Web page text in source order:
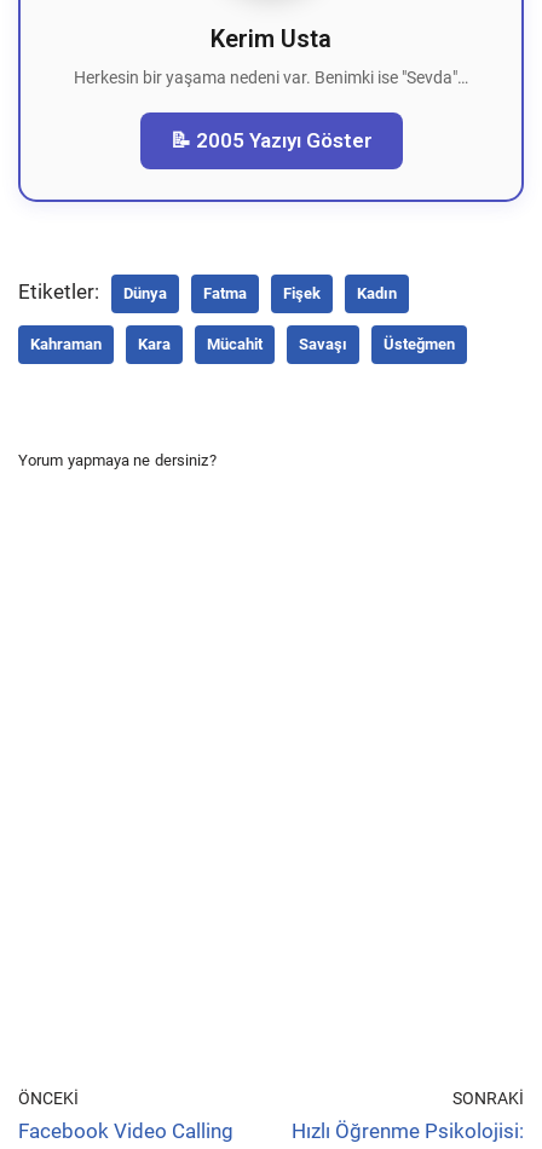
Kerim Usta
Herkesin bir yaşama nedeni var. Benimki ise "Sevda"…
📝 2005 Yazıyı Göster
Etiketler: Dünya Fatma Fişek Kadın
Kahraman Kara Mücahit Savaşı Üsteğmen
Yorum yapmaya ne dersiniz?
ÖNCEKI
Facebook Video Calling
SONRAKI
Hızlı Öğrenme Psikolojisi: